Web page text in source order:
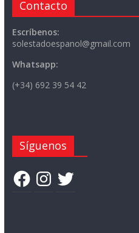
Contacto
Escríbenos:
solestadoespanol@gmail.com
Whatsapp:
(+34) 692 39 54 42
Síguenos
FacebookInstagram
Twitter